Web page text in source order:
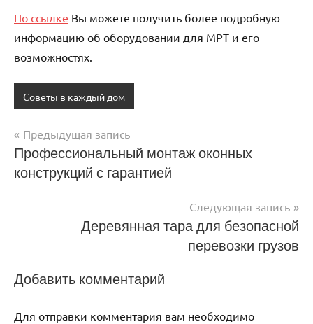
По ссылке Вы можете получить более подробную
информацию об оборудовании для МРТ и его
возможностях.
Советы в каждый дом
Навигация
по
Предыдущая запись
Профессиональный монтаж оконных
конструкций с гарантией
Следующая запись
Деревянная тара для безопасной
перевозки грузов
Добавить комментарий
Для отправки комментария вам необходимо